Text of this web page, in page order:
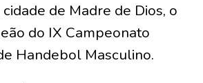
de Madre de Dios, o
do IX Campeonato
Handebol Masculino.